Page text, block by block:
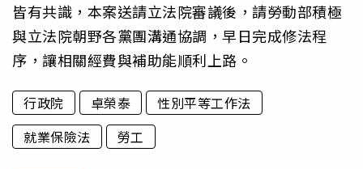
皆有共識，本案送請立法院審議後，請勞動部積極
與立法院朝野各黨團溝通協調，早日完成修法程
序，讓相關經費與補助能順利上路。
行政院 卓榮泰
性別平等工作法
就業保險法
勞工